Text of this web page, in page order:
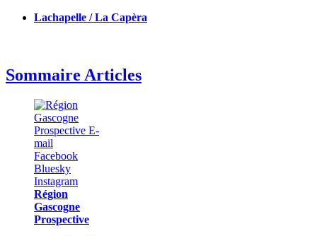
Lachapelle / La Capèra
Sommaire Articles
Région
Gascogne
Prospective